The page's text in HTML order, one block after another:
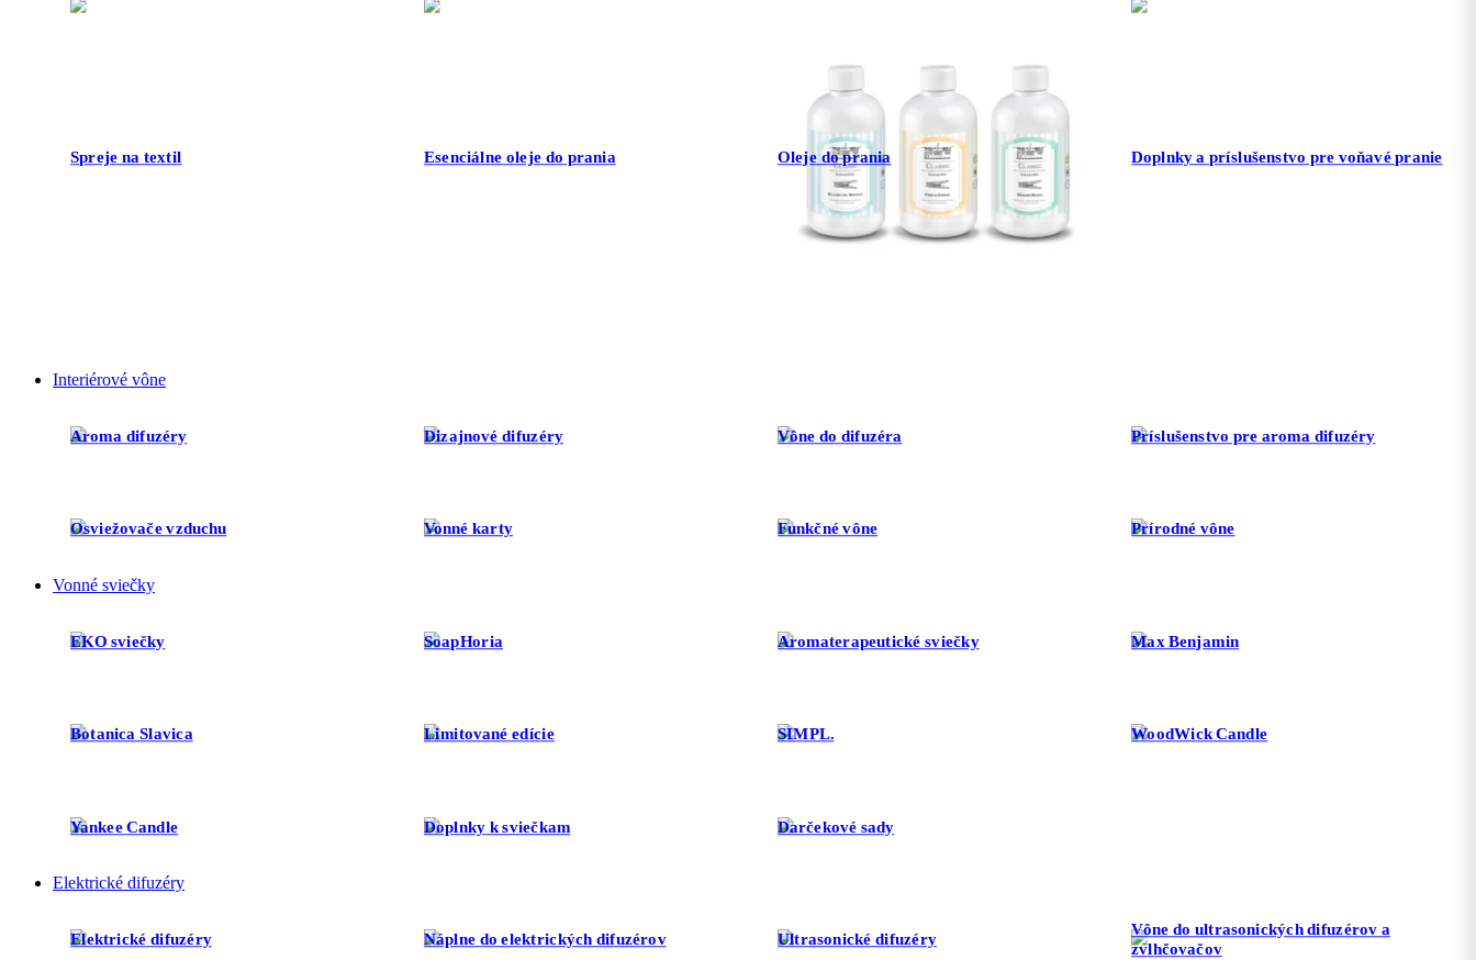
Spreje na textil Esenciálne oleje do prania Oleje do prania Doplnky a príslušenstvo pre voňavé pranie
Interiérové vône
Aroma difuzéry Dizajnové difuzéry Vône do difuzéra Príslušenstvo pre aroma difuzéry
Osviežovače vzduchu Vonné karty Funkčné vône Prírodné vône
Vonné sviečky
EKO sviečky SoapHoria Aromaterapeutické sviečky Max Benjamin
Botanica Slavica Limitované edície SIMPL. WoodWick Candle
Yankee Candle Doplnky k sviečkam Darčekové sady
Elektrické difuzéry
Elektrické difuzéry Náplne do elektrických difuzérov Ultrasonické difuzéry
Vône do ultrasonických difuzérov a
zvlhčovačov